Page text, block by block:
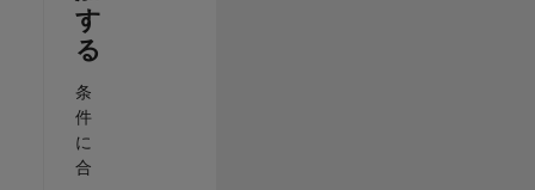
す
る
条
件
に
合